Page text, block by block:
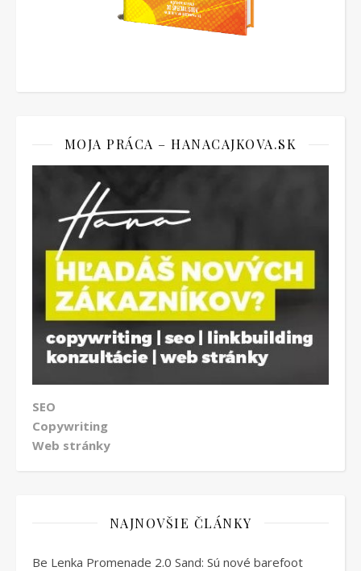
MOJA PRÁCA – HANACAJKOVA.SK
SEO
Copywriting
Web stránky
NAJNOVŠIE ČLÁNKY
Be Lenka Promenade 2.0 Sand: Sú nové barefoot